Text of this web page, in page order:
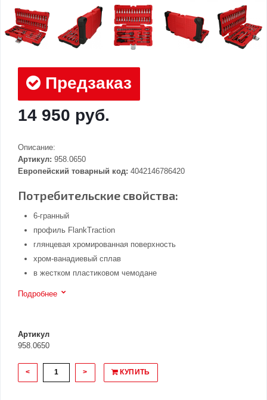
Предзаказ
14 950 руб.
Описание:
Артикул: 958.0650
Европейский товарный код: 4042146786420
Потребительские свойства:
6-гранный
профиль FlankTraction
глянцевая хромированная поверхность
хром-ванадиевый сплав
в жестком пластиковом чемодане
Подробнее
Артикул
958.0650
< > КУПИТЬ